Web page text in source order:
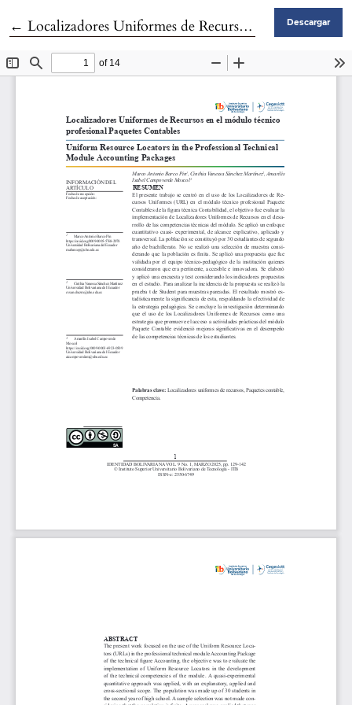
← Volver a los detalles del artículo
Localizadores Uniformes de Recursos en el módulo técnico profesional Paquetes Contables Descargar